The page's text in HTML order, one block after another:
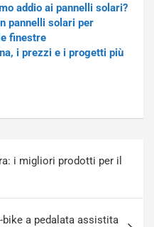
addio ai pannelli solari?
pannelli solari per
finestre
i prezzi e i progetti più
i migliori prodotti per il
bike a pedalata assistita